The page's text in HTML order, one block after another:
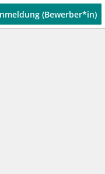
(Bewerber*in)